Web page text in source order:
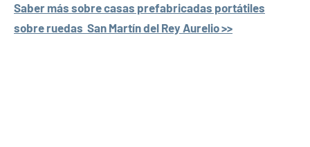
Saber más sobre casas prefabricadas portátiles
sobre ruedas San Martín del Rey Aurelio >>